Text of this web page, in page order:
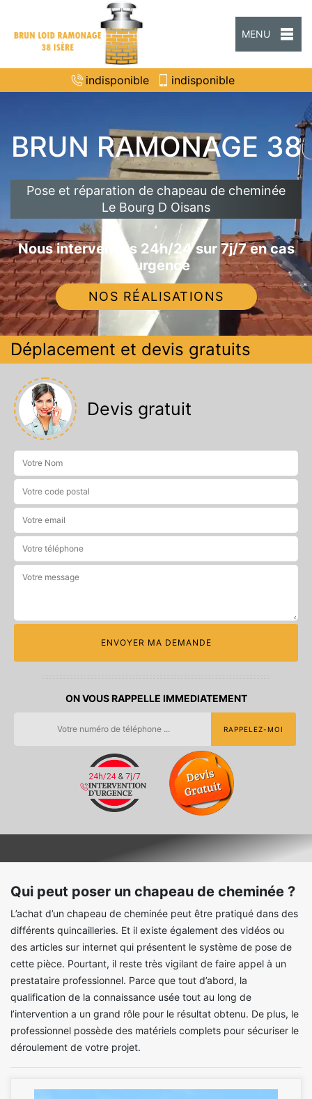
MENU
indisponible indisponible
BRUN RAMONAGE 38
Pose et réparation de chapeau de cheminée
Le Bourg D Oisans
Nous intervenons 24h/24 sur 7j/7 en cas
d'urgence
NOS RÉALISATIONS
Déplacement et devis gratuits
Devis gratuit
ON VOUS RAPPELLE IMMEDIATEMENT
Qui peut poser un chapeau de cheminée ?
L’achat d’un chapeau de cheminée peut être pratiqué dans des
différents quincailleries. Et il existe également des vidéos ou
des articles sur internet qui présentent le système de pose de
cette pièce. Pourtant, il reste très vigilant de faire appel à un
prestataire professionnel. Parce que tout d’abord, la
qualification de la connaissance usée tout au long de
l’intervention a un grand rôle pour le résultat obtenu. De plus, le
professionnel possède des matériels complets pour sécuriser le
déroulement de votre projet.